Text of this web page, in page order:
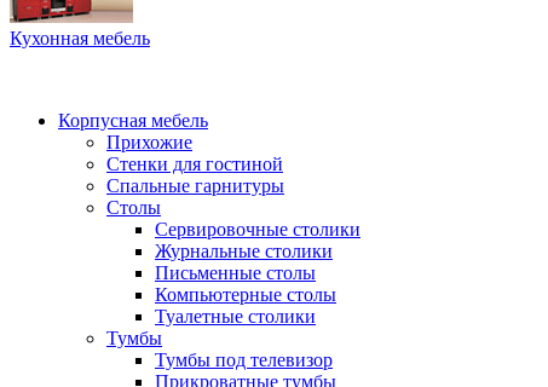
Кухонная мебель
Корпусная мебель
Прихожие
Стенки для гостиной
Спальные гарнитуры
Столы
Сервировочные столики
Журнальные столики
Письменные столы
Компьютерные столы
Туалетные столики
Тумбы
Тумбы под телевизор
Прикроватные тумбы